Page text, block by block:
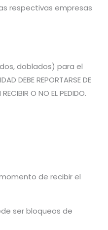
respectivas empresas
doblados) para el
REPORTARSE DE
O NO EL PEDIDO.
de recibir el
ser bloqueos de